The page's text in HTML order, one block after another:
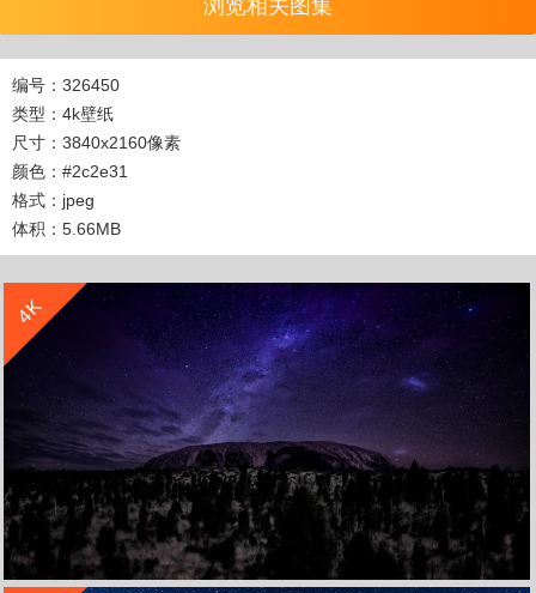
浏览相关图集
编号：326450
类型：4k壁纸
尺寸：3840x2160像素
颜色：#2c2e31
格式：jpeg
体积：5.66MB
4K
立 即 下 载
收 藏
立 即 下 载
收 藏